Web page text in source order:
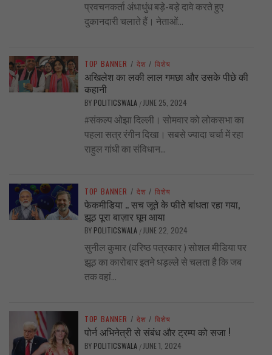
प्रवचनकर्ता अंधाधुंध बड़े-बड़े दावे करते हुए
दुकानदारी चलाते हैं। नेताओं...
TOP BANNER / देश / विशेष
अखिलेश का लकी लाल गमछा और उसके पीछे की
कहानी
BY POLITICSWALA / JUNE 25, 2024
#संकल्प ओझा दिल्ली। सोमवार को लोकसभा का
पहला सत्र रंगीन दिखा। सबसे ज्यादा चर्चा में रहा
राहुल गांधी का संविधान...
TOP BANNER / देश / विशेष
फेकमीडिया .. सच जूते के फीते बांधता रहा गया,
झूठ पूरा बाज़ार घूम आया
BY POLITICSWALA / JUNE 22, 2024
सुनील कुमार (वरिष्ठ पत्रकार ) सोशल मीडिया पर
झूठ का कारोबार इतने धड़ल्ले से चलता है कि जब
तक वहां...
TOP BANNER / देश / विशेष
पोर्न अभिनेत्री से संबंध और ट्रम्प को सजा !
BY POLITICSWALA / JUNE 1, 2024